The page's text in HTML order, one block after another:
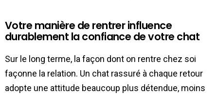
Votre manière de rentrer influence
durablement la confiance de votre chat
Sur le long terme, la façon dont on rentre chez soi
façonne la relation. Un chat rassuré à chaque retour
adopte une attitude beaucoup plus détendue, moins